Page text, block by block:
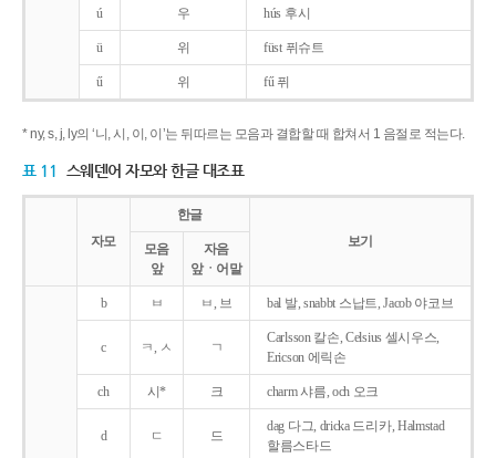
ú 우 hús 후시
ü 위 füst 퓌슈트
ű 위 fű 퓌
* ny, s, j, ly의 ‘니, 시, 이, 이’는 뒤따르는 모음과 결합할 때 합쳐서 1 음절로 적는다.
표 11 스웨덴어 자모와 한글 대조표
자모
한글
보기
모음
앞
자음
앞ㆍ어말
b ㅂ ㅂ, 브 bal 발, snabbt 스납트, Jacob 야코브
c ㅋ, ㅅ ㄱ
Carlsson 칼손, Celsius 셀시우스,
Ericson 에릭손
ch 시* 크 charm 샤름, och 오크
d ㄷ 드
dag 다그, dricka 드리카, Halmstad
할름스타드